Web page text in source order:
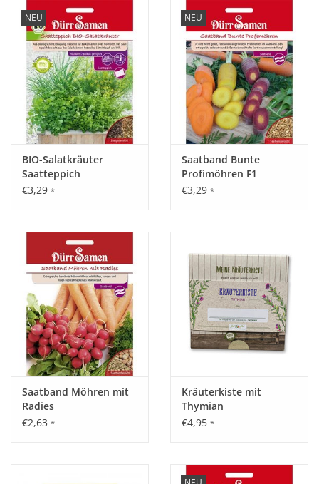
NEU
BIO-Salatkräuter
Saatteppich
€3,29 *
NEU
Saatband Bunte
Profimöhren F1
€3,29 *
Saatband Möhren mit
Radies
€2,63 *
Kräuterkiste mit
Thymian
€4,95 *